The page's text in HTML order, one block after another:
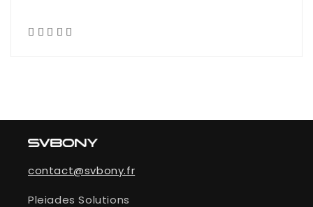
contact@svbony.fr
Pleiades Solutions